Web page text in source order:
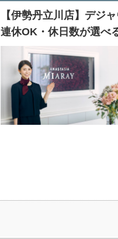
【伊勢丹立川店】デジ
連休OK・休日数が選